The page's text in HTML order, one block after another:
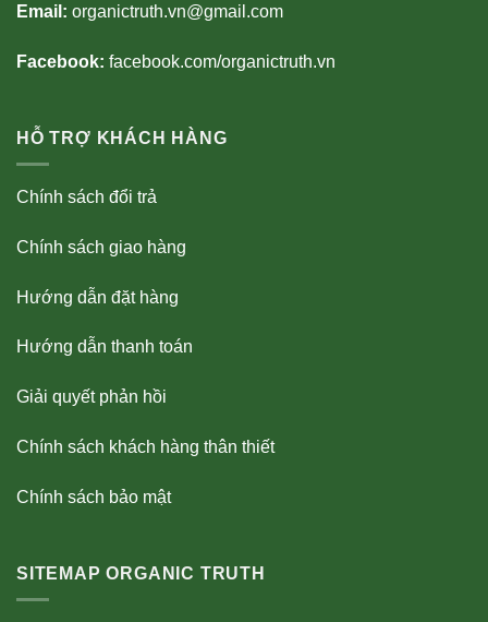
Email: organictruth.vn@gmail.com
Facebook: facebook.com/organictruth.vn
HỖ TRỢ KHÁCH HÀNG
Chính sách đổi trả
Chính sách giao hàng
Hướng dẫn đặt hàng
Hướng dẫn thanh toán
Giải quyết phản hồi
Chính sách khách hàng thân thiết
Chính sách bảo mật
SITEMAP ORGANIC TRUTH